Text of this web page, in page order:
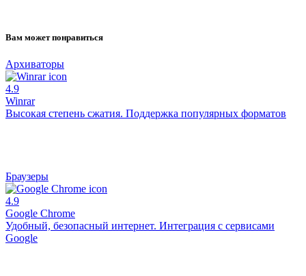
Вам может понравиться
Архиваторы
4.9
Winrar
Высокая степень сжатия. Поддержка популярных форматов
Браузеры
4.9
Google Chrome
Удобный, безопасный интернет. Интеграция с сервисами
Google